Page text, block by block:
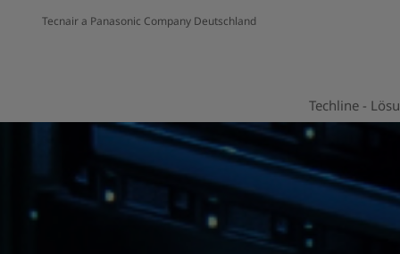
Tecnair a Panasonic Company Deutschland
Techline -